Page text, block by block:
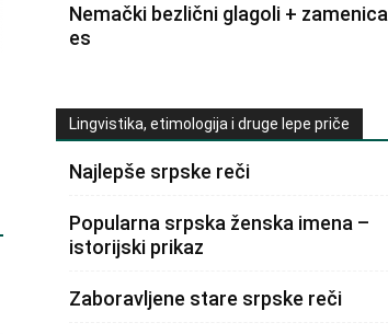
Nemački bezlični glagoli + zamenica
es
Lingvistika, etimologija i druge lepe priče
Najlepše srpske reči
Popularna srpska ženska imena –
istorijski prikaz
Zaboravljene stare srpske reči